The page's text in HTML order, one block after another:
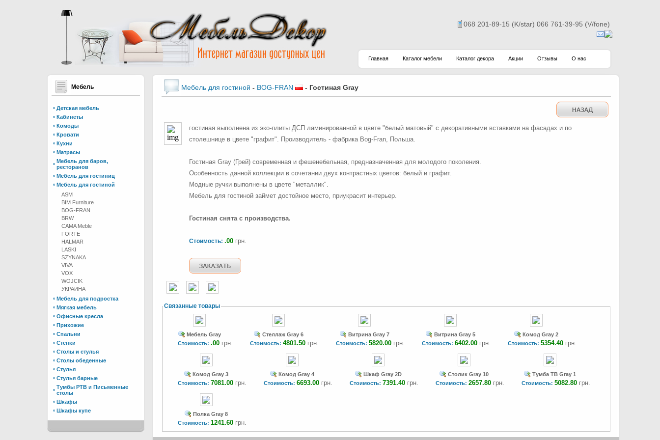
068 201-89-15 (K/star) 066 761-39-95 (V/fone)
Главная Каталог мебели Каталог декора Акции Отзывы О нас
Мебель
Детская мебель
Кабинеты
Комоды
Кровати
Кухни
Матрасы
Мебель для баров,
ресторанов
Мебель для гостиниц
Мебель для гостиной
ASM
BIM Furniture
BOG-FRAN
BRW
CAMA Meble
FORTE
HALMAR
LASKI
SZYNAKA
VIVA
VOX
WOJCIK
УКРАИНА
Мебель для подростка
Мягкая мебель
Офисные кресла
Прихожие
Спальни
Стенки
Столы и стулья
Столы обеденные
Стулья
Стулья барные
Тумбы РТВ и Письменные
столы
Шкафы
Шкафы купе
Мебель для гостиной - BOG-FRAN - Гостиная Gray
гостиная выполнена из эко-плиты ДСП ламинированной в цвете "белый матовый" с декоративными вставками на фасадах и по
столешнице в цвете "графит". Производитель - фабрика Bog-Fran, Польша.
Гостиная Gray (Грей) современная и фешенебельная, предназначенная для молодого поколения.
Особенность данной коллекции в сочетании двух контрастных цветов: белый и графит.
Модные ручки выполнены в цвете "металлик".
Мебель для гостиной займет достойное место, приукрасит интерьер.
Гостиная снята с производства.
Стоимость: .00 грн.
Связанные товары
Мебель Gray
Стоимость: .00 грн.
Стеллаж Gray 6
Стоимость: 4801.50 грн.
Витрина Gray 7
Стоимость: 5820.00 грн.
Витрина Gray 5
Стоимость: 6402.00 грн.
Комод Gray 2
Стоимость: 5354.40 грн.
Комод Gray 3
Стоимость: 7081.00 грн.
Комод Gray 4
Стоимость: 6693.00 грн.
Шкаф Gray 2D
Стоимость: 7391.40 грн.
Столик Gray 10
Стоимость: 2657.80 грн.
Тумба ТВ Gray 1
Стоимость: 5082.80 грн.
Полка Gray 8
Стоимость: 1241.60 грн.